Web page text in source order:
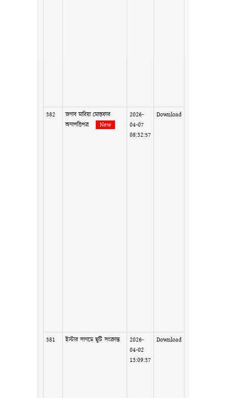
382
জনাব মারিয়া মোস্তফার
অনাপত্তিপত্র
New
2026-
04-07
08:32:57
Download
381 ইস্টার সানডে ছুটি সংক্রান্ত
2026-
04-02
13:09:37
Download